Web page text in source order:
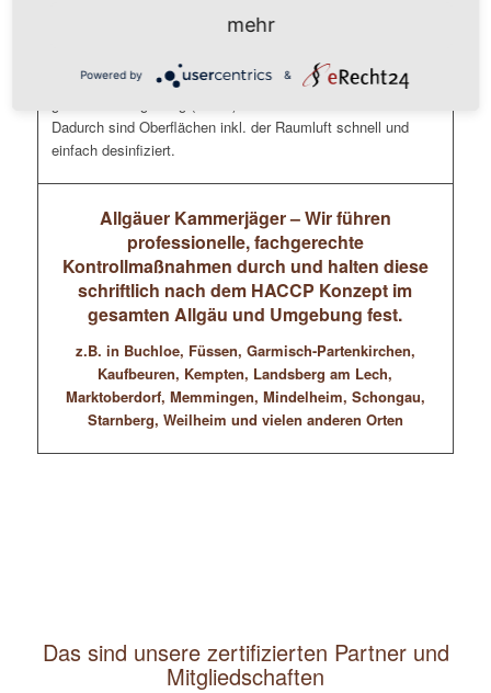
Kaltverneblung im Mikrotröpfchen-Bereich (Nebel) durch, die
die Gefahr einer Ansteckung deutlich reduziert. Dafür
verwenden wir geeignete Desinfektionsmittel die sich in der
Dadurch sind Oberflächen inkl. der Raumluft schnell und
einfach desinfiziert.
Allgäuer Kammerjäger – Wir führen
professionelle, fachgerechte
Kontrollmaßnahmen durch und halten diese
schriftlich nach dem HACCP Konzept im
gesamten Allgäu und Umgebung fest.
z.B. in Buchloe, Füssen, Garmisch-Partenkirchen,
Kaufbeuren, Kempten, Landsberg am Lech,
Marktoberdorf, Memmingen, Mindelheim, Schongau,
Starnberg, Weilheim und vielen anderen Orten
Das sind unsere zertifizierten Partner und
Mitgliedschaften
mehr
Powered by &